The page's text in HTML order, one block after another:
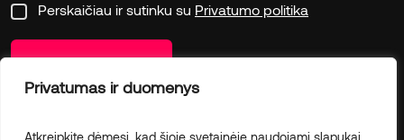
Privatumas ir duomenys
Atkreipkite dėmesį, kad šioje svetainėje naudojami slapukai.
Perskaičiau ir sutinku su Privatumo politika